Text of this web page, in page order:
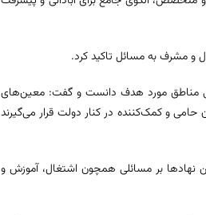
و مشرف به مسائل تاکید کرد.
مناطق مورد هدف دانست و گفت: معین‌های
و کمک‌کننده در کنار دولت قرار می‌گیرند
نهادها بر مسائلی همچون اشتغال، آموزش و